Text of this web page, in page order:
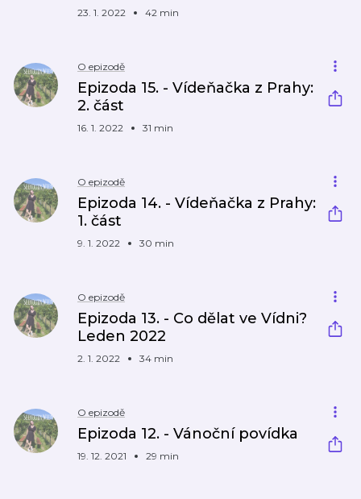
23. 1. 2022 42 min
O epizodě
Epizoda 15. - Vídeňačka z Prahy:
2. část
16. 1. 2022 31 min
O epizodě
Epizoda 14. - Vídeňačka z Prahy:
1. část
9. 1. 2022 30 min
O epizodě
Epizoda 13. - Co dělat ve Vídni?
Leden 2022
2. 1. 2022 34 min
O epizodě
Epizoda 12. - Vánoční povídka
19. 12. 2021 29 min